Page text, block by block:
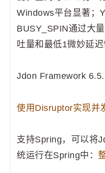
Windows平台显著；
BUSY_SPIN通过大
吐量和最低1微妙延迟
Jdon Framework
使用Disruptor实现并
支持Spring，可以将
统运行在Spring中：